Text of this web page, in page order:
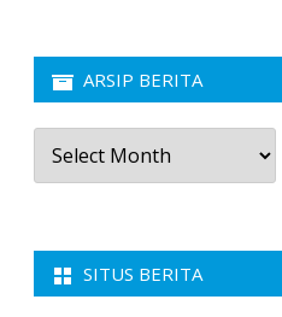
ARSIP BERITA
Arsip
Berita
SITUS BERITA